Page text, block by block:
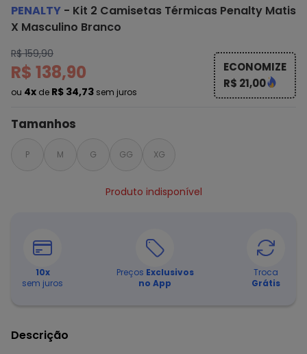
PENALTY - Kit 2 Camisetas Térmicas Penalty Matis
X Masculino Branco
R$ 159,90
R$ 138,90
ou 4x de R$ 34,73 sem juros
ECONOMIZE
R$ 21,00
Tamanhos
P M G GG XG
Produto indisponível
10x
sem juros
Preços Exclusivos
no App
Troca
Grátis
Descrição